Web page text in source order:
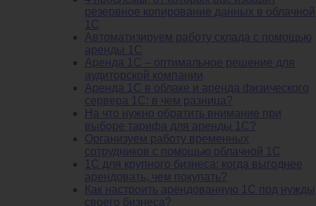
резервное копирование данных в облачной
1С
Автоматизируем работу склада с помощью
аренды 1С
Аренда 1С – оптимальное решение для
аудиторской компании
Аренда 1С в облаке и аренда физического
сервера 1С: в чем разница?
На что нужно обратить внимание при
выборе тарифа для аренды 1С?
Организуем работу временных
сотрудников с помощью облачной 1С
1С для крупного бизнеса: когда выгоднее
арендовать, чем покупать?
Как настроить арендованную 1С под нужды
своего бизнеса?